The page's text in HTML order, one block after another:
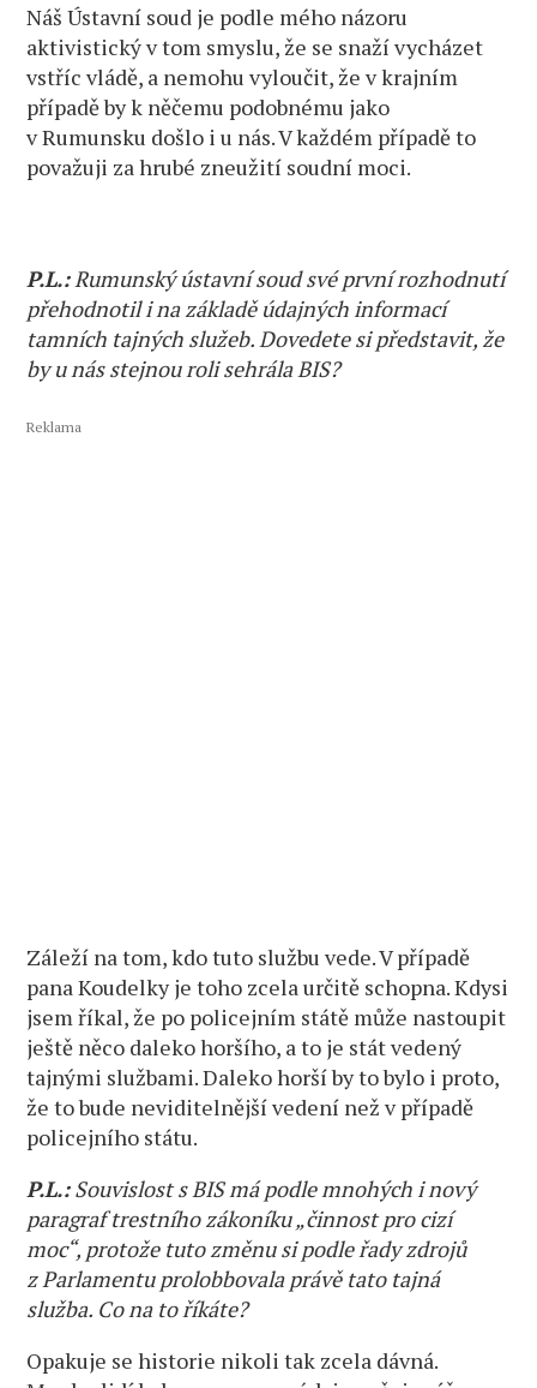
Náš Ústavní soud je podle mého názoru
aktivistický v tom smyslu, že se snaží vycházet
vstříc vládě, a nemohu vyloučit, že v krajním
případě by k něčemu podobnému jako
v Rumunsku došlo i u nás. V každém případě to
považuji za hrubé zneužití soudní moci.
P.L.:Rumunský ústavní soud své první rozhodnutí
přehodnotil i na základě údajných informací
tamních tajných služeb. Dovedete si představit, že
by u nás stejnou roli sehrála BIS?
Reklama
Záleží na tom, kdo tuto službu vede. V případě
pana Koudelky je toho zcela určitě schopna. Kdysi
jsem říkal, že po policejním státě může nastoupit
ještě něco daleko horšího, a to je stát vedený
tajnými službami. Daleko horší by to bylo i proto,
že to bude neviditelnější vedení než v případě
policejního státu.
P.L.:Souvislost s BIS má podle mnohých i nový
paragraf trestního zákoníku „činnost pro cizí
moc“, protože tuto změnu si podle řady zdrojů
z Parlamentu prolobbovala právě tato tajná
služba. Co na to říkáte?
Opakuje se historie nikoli tak zcela dávná.